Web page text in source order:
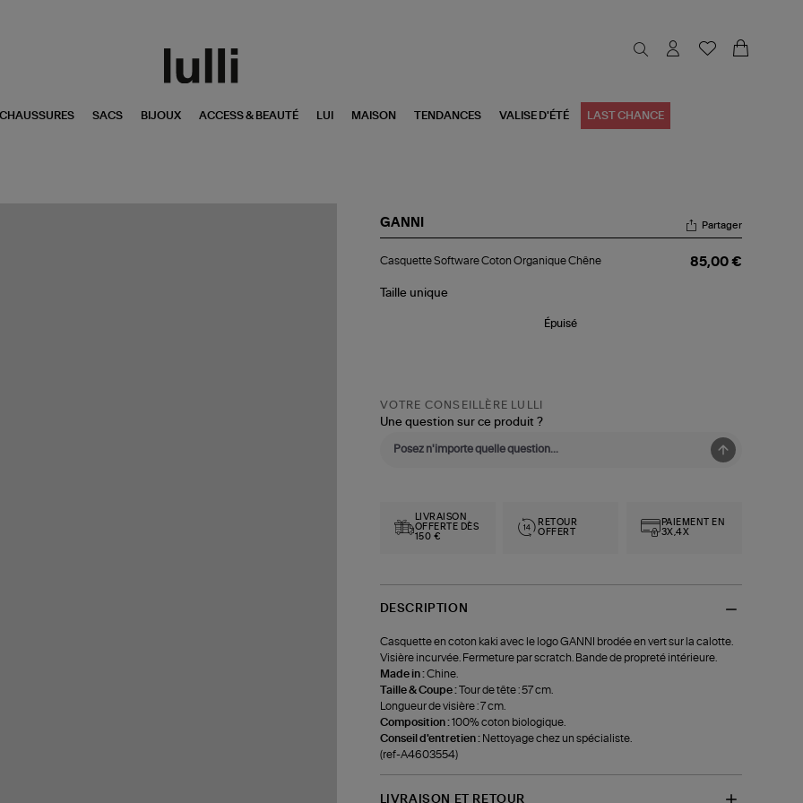
CHAUSSURES SACS BIJOUX ACCESS & BEAUTÉ LUI MAISON TENDANCES VALISE D'ÉTÉ LAST CHANCE
GANNI
Software
Organique
Partager
Casquette Software Coton Organique Chêne 85,00 €
Taille unique
Épuisé
VOTRE CONSEILLÈRE LULLI
Une question sur ce produit ?
LIVRAISON
OFFERTE DÈS
150 €
RETOUR
OFFERT
PAIEMENT EN
3X,4X
DESCRIPTION
Casquette en coton kaki avec le logo GANNI brodée en vert sur la calotte.
Visière incurvée. Fermeture par scratch. Bande de propreté intérieure.
Made in :Chine.
Taille & Coupe :Tour de tête : 57 cm.
Longueur de visière : 7 cm.
Composition :100% coton biologique.
Conseil d'entretien : Nettoyage chez un spécialiste.
(ref-A4603554)
LIVRAISON ET RETOUR